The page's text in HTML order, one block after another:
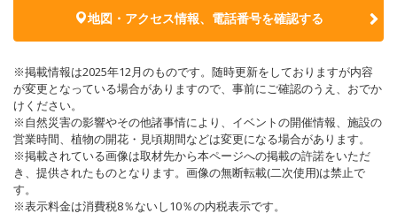
地図・アクセス情報、電話番号を確認する
※掲載情報は2025年12月のものです。随時更新をしておりますが内容
が変更となっている場合がありますので、事前にご確認のうえ、おでか
けください。
※自然災害の影響やその他諸事情により、イベントの開催情報、施設の
営業時間、植物の開花・見頃期間などは変更になる場合があります。
※掲載されている画像は取材先から本ページへの掲載の許諾をいただ
き、提供されたものとなります。画像の無断転載(二次使用)は禁止で
す。
※表示料金は消費税8％ないし10％の内税表示です。